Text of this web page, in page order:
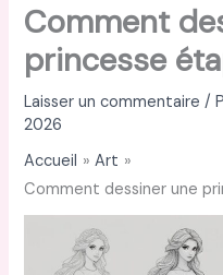
Comment
princesse
Laisser un commentaire /
2026
Accueil
Art
Comment dessiner une